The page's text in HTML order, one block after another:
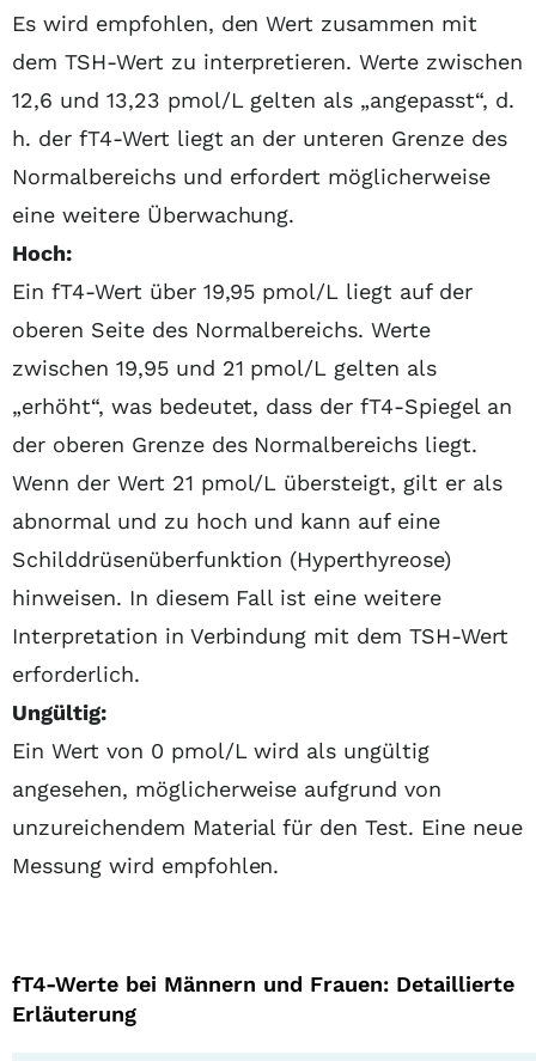
Es wird empfohlen, den Wert zusammen mit
dem TSH-Wert zu interpretieren. Werte zwischen
12,6 und 13,23 pmol/L gelten als „angepasst“, d.
h. der fT4-Wert liegt an der unteren Grenze des
Normalbereichs und erfordert möglicherweise
eine weitere Überwachung.
Hoch:
Ein fT4-Wert über 19,95 pmol/L liegt auf der
oberen Seite des Normalbereichs. Werte
zwischen 19,95 und 21 pmol/L gelten als
„erhöht“, was bedeutet, dass der fT4-Spiegel an
der oberen Grenze des Normalbereichs liegt.
Wenn der Wert 21 pmol/L übersteigt, gilt er als
abnormal und zu hoch und kann auf eine
Schilddrüsenüberfunktion (Hyperthyreose)
hinweisen. In diesem Fall ist eine weitere
Interpretation in Verbindung mit dem TSH-Wert
erforderlich.
Ungültig:
Ein Wert von 0 pmol/L wird als ungültig
angesehen, möglicherweise aufgrund von
unzureichendem Material für den Test. Eine neue
Messung wird empfohlen.
fT4-Werte bei Männern und Frauen: Detaillierte
Erläuterung